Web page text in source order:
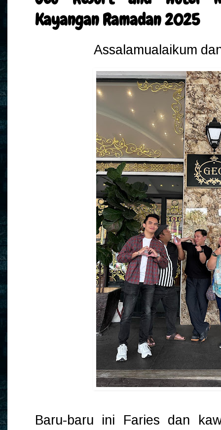
Kayangan Ramadan 2025
Assalamualaikum
Baru-baru ini Faries dan